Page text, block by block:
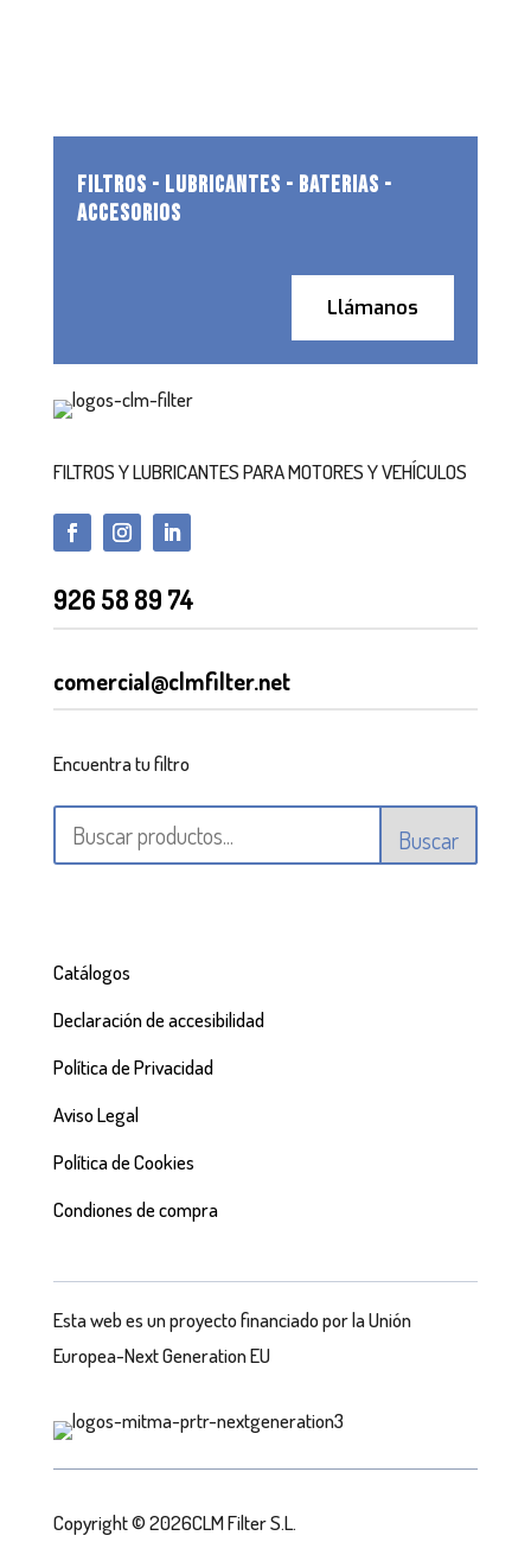
FILTROS - LUBRICANTES - BATERIAS -
ACCESORIOS
Llámanos
FILTROS Y LUBRICANTES PARA MOTORES Y VEHÍCULOS
926 58 89 74
comercial@clmfilter.net
Encuentra tu filtro
Buscar
Catálogos
Declaración de accesibilidad
Política de Privacidad
Aviso Legal
Política de Cookies
Condiones de compra
Esta web es un proyecto financiado por la Unión
Europea-Next Generation EU
Copyright © 2026CLM Filter S.L.